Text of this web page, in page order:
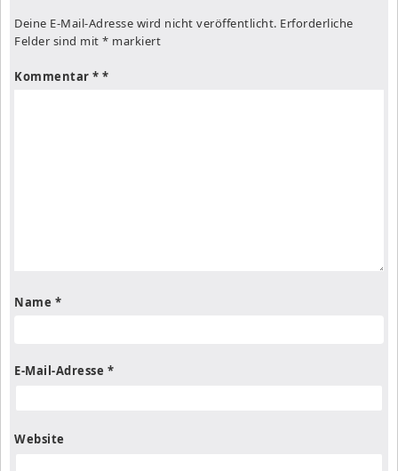
Deine E-Mail-Adresse wird nicht veröffentlicht. Erforderliche
Felder sind mit * markiert
Kommentar *
Name *
E-Mail-Adresse *
Website